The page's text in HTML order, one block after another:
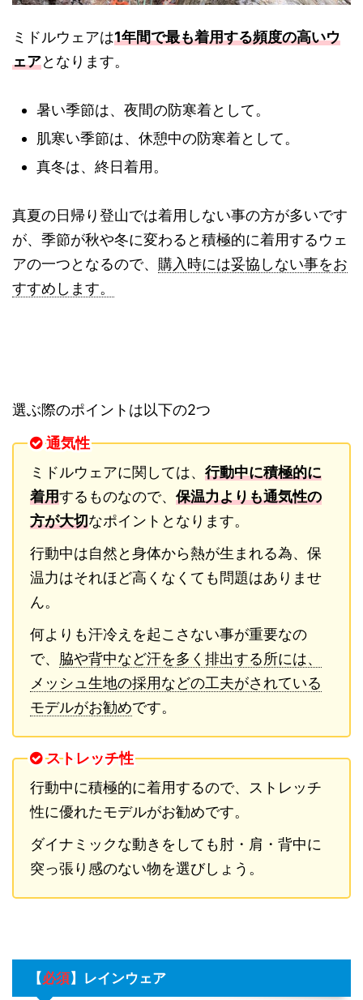
ミドルウェアは1年間で最も着用する頻度の高いウ
ェアとなります。
暑い季節は、夜間の防寒着として。
肌寒い季節は、休憩中の防寒着として。
真冬は、終日着用。
真夏の日帰り登山では着用しない事の方が多いです
が、季節が秋や冬に変わると積極的に着用するウェ
アの一つとなるので、 購入時には妥協しない事をお
すすめします。
選ぶ際のポイントは以下の2つ
通気性
ミドルウェアに関しては、 行動中に積極的に
着用するものなので、 保温力よりも通気性の
方が大切なポイントとなります。
行動中は自然と身体から熱が生まれる為、保
温力はそれほど高くなくても問題はありませ
ん。
何よりも汗冷えを起こさない事が重要なの
で、 脇や背中など汗を多く排出する所には、
メッシュ生地の採用などの工夫がされている
モデルがお勧めです。
ストレッチ性
行動中に積極的に着用するので、ストレッチ
性に優れたモデルがお勧めです。
ダイナミックな動きをしても肘・肩・背中に
突っ張り感のない物を選びしょう。
【必須】 レインウェア